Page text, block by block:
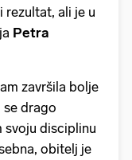
rezultat, ali je u
Petra
završila bolje
se drago
svoju disciplinu
obitelj je